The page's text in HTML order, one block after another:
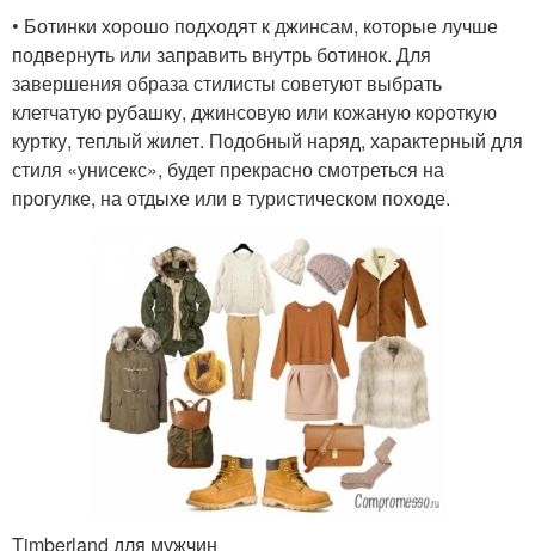
• Ботинки хорошо подходят к джинсам, которые лучше
подвернуть или заправить внутрь ботинок. Для
завершения образа стилисты советуют выбрать
клетчатую рубашку, джинсовую или кожаную короткую
куртку, теплый жилет. Подобный наряд, характерный для
стиля «унисекс», будет прекрасно смотреться на
прогулке, на отдыхе или в туристическом походе.
Timberland для мужчин